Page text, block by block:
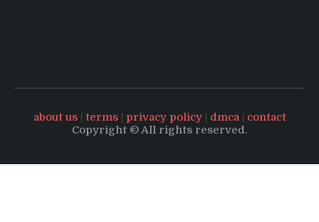
about us| terms| privacy policy| dmca| contact
Copyright © All rights reserved.